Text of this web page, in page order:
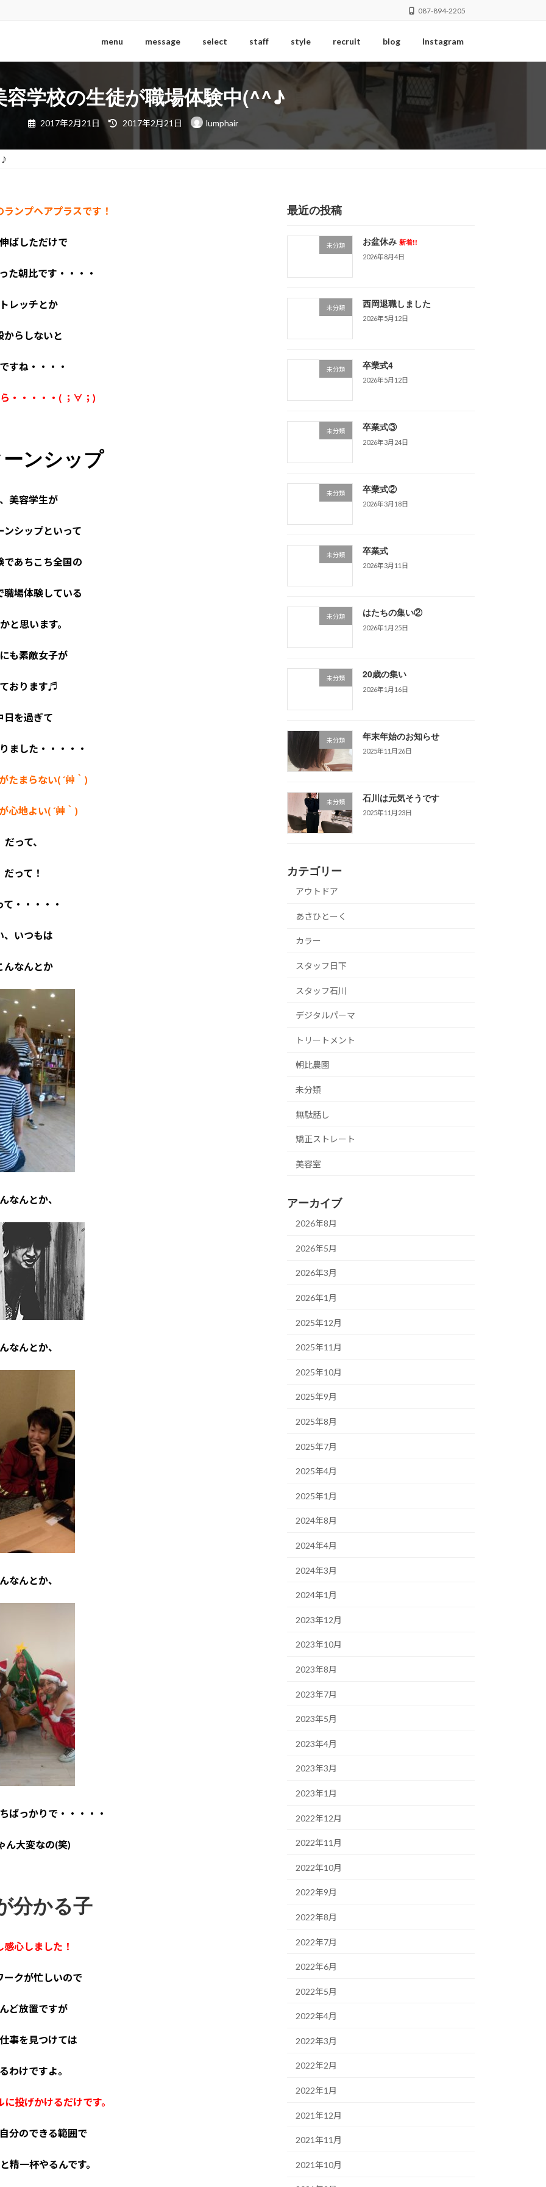
087-894-2205
menu message select staff style recruit blog Instagram
容学校の生徒が職場体験中(^^♪
2017年2月21日
最
終
日
2017年2月21日 lumphair
ンプヘアプラスです！
ばしただけで
た朝比です・・・・
レッチとか
からしないと
すね・・・・
・・・・・( ；∀；)
ンシップ
美容学生が
ンシップといって
であちこち全国の
職場体験している
と思います。
も素敵女子が
おります♬
日を過ぎて
ました・・・・・
たまらない( ´艸｀)
心地よい( ´艸｀)
だって、
だって！
て・・・・・
、いつもは
んなんとか
なんとか、
なんとか、
なんとか、
ばっかりで・・・・・
ん大変なの(笑)
分かる子
感心しました！
ークが忙しいので
ど放置ですが
事を見つけては
わけですよ。
投げかけるだけです。
分のできる範囲で
精一杯やるんです。
最近の投稿
未分類 お盆休み 新着!!
2026年8月4日
未分類 西岡退職しました
2026年5月12日
未分類 卒業式4
2026年5月12日
未分類 卒業式③
2026年3月24日
未分類 卒業式②
2026年3月18日
未分類 卒業式
2026年3月11日
未分類 はたちの集い②
2026年1月25日
未分類 20歳の集い
2026年1月16日
未分類 年末年始のお知らせ
2025年11月26日
未分類 石川は元気そうです
2025年11月23日
カテゴリー
アウトドア
あさひとーく
カラー
スタッフ日下
スタッフ石川
デジタルパーマ
トリートメント
朝比農園
未分類
無駄話し
矯正ストレート
美容室
アーカイブ
2026年8月
2026年5月
2026年3月
2026年1月
2025年12月
2025年11月
2025年10月
2025年9月
2025年8月
2025年7月
2025年4月
2025年1月
2024年8月
2024年4月
2024年3月
2024年1月
2023年12月
2023年10月
2023年8月
2023年7月
2023年5月
2023年4月
2023年3月
2023年1月
2022年12月
2022年11月
2022年10月
2022年9月
2022年8月
2022年7月
2022年6月
2022年5月
2022年4月
2022年3月
2022年2月
2022年1月
2021年12月
2021年11月
2021年10月